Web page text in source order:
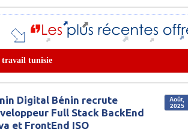
travail tunisie
Août,
2025
Digital Bénin recrute
Full Stack BackEnd
et FrontEnd ISO